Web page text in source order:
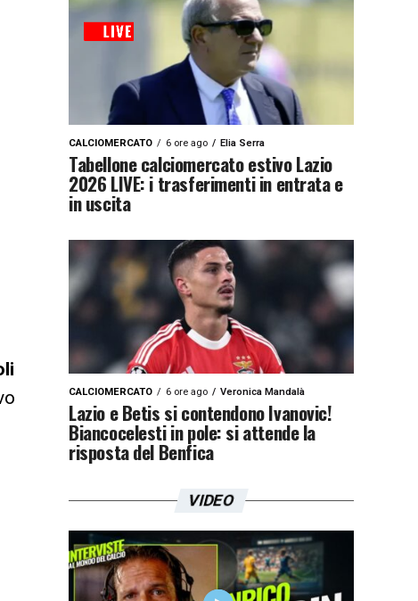
CALCIOMERCATO 6 ore ago Elia Serra
Tabellone calciomercato estivo Lazio
2026 LIVE: i trasferimenti in entrata e
in uscita
CALCIOMERCATO 6 ore ago Veronica Mandalà
Lazio e Betis si contendono Ivanovic!
Biancocelesti in pole: si attende la
risposta del Benfica
VIDEO